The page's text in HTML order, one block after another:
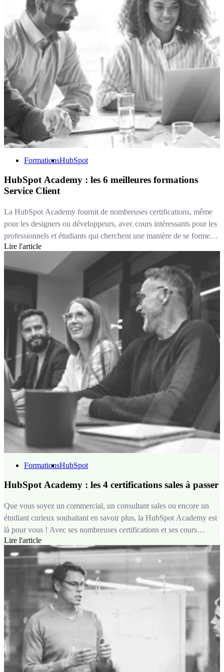
FormationsHubSpot
HubSpot Academy : les 6 meilleures formations
Service Client
La HubSpot Academy fournit de nombreuses certifications, même
pour les designers ou développeurs, avec cours intéressants pour les
professionnels et étudiants qui cherchent une manière de se former à
leur rythme, avec des exercices et cas concrets, des données à jour et
des exemples métier au travers de ses différents Hub.
Lire l'article
FormationsHubSpot
HubSpot Academy : les 4 certifications sales à passer
Que vous soyez un commercial, un consultant sales ou encore un
étudiant curieux souhaitant en savoir plus, la HubSpot Academy est
là pour vous ! Avec ses nombreuses certifications et ses cours
intéressants, la plateforme pédagogique vous permet d’en apprendre
plus sur comment vendre grâce à de l’inbound, de vous former à
votre rythme et de mettre en pratique les concepts théoriques vus
grâce à des exercices et des cas concrets, des exemples métiers, et
surtout de la donnée constamment mise à jour pour vous permettre
de suivre les dernières tendances.
Lire l'article